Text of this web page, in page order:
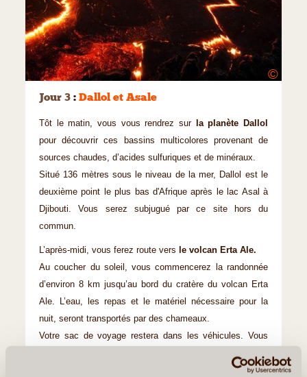
©
Jour 3 : Dallol et Asale
Tôt le matin, vous vous rendrez sur
la planète Dallol
pour découvrir ces bassins multicolores provenant de
sources chaudes, d’acides sulfuriques et de minéraux.
Situé 136 mètres sous le niveau de la mer, Dallol est le
deuxième point le plus bas d'Afrique après le lac Asal à
Djibouti. Vous serez subjugué par ce site hors du
commun.
L’après-midi, vous ferez route vers
le volcan Erta Ale.
Au coucher du soleil, vous commencerez la randonnée
d’environ 8 km jusqu’au bord du cratère du volcan Erta
Ale. L’eau, les repas et le matériel nécessaire pour la
nuit, seront transportés par des chameaux.
Votre sac de voyage restera dans les véhicules. Vous
nécessaire au sommet de l’Erta Ale (porté par les